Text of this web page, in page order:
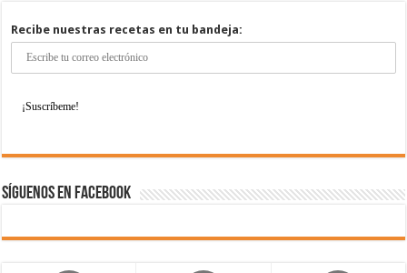
Recibe nuestras recetas en tu bandeja:
Síguenos en Facebook